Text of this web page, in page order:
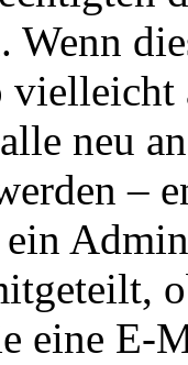
Wenn
neu
–
eine E-